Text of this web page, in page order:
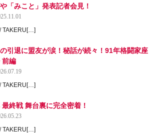
「みこと」発表記者会見！
TAKERU[…]
引退に盟友が涙！秘話が続々！91年格闘家座
前編
TAKERU[…]
最終戦 舞台裏に完全密着！
TAKERU[…]